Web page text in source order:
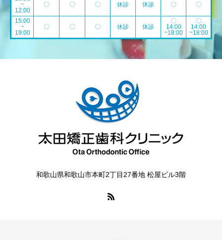
~
12:00
〇 〇 〇 休診 休診 〇 〇
15:00
~
19:00
〇 〇 〇 休診 休診
〇
14:00
~18:00
〇
14:00
~18:00
和歌山県和歌山市本町2丁目27番地 松屋ビル3階